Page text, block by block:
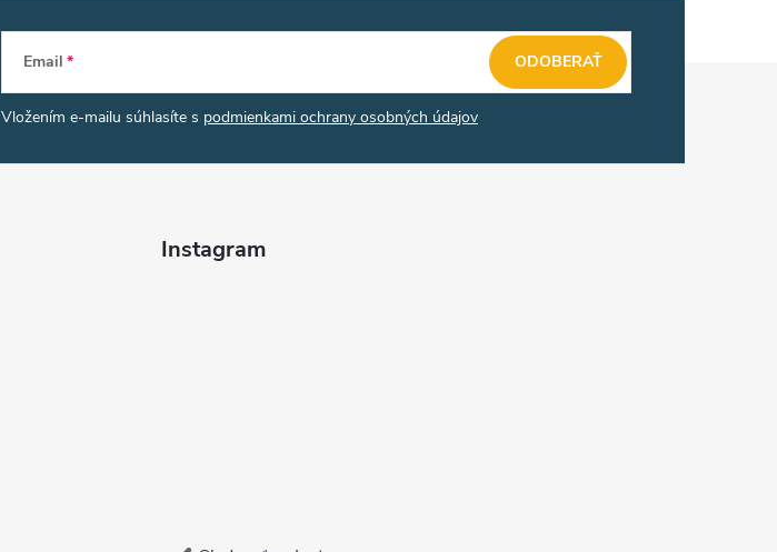
Email
Vložením e-mailu súhlasíte s podmienkami ochrany osobných údajov
ODOBERAŤ
Instagram